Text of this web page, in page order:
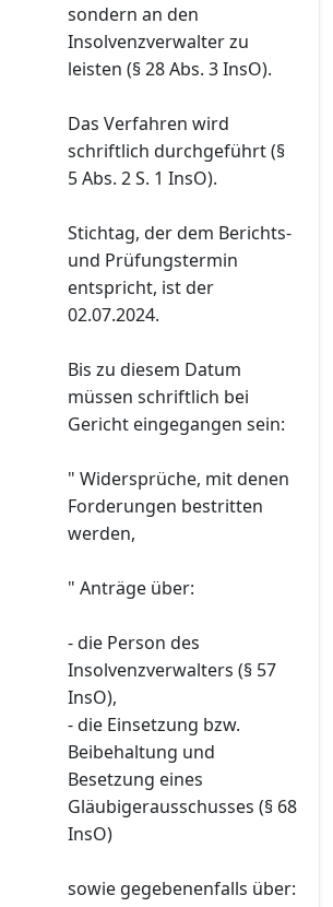
sondern an den
Insolvenzverwalter zu
leisten (§ 28 Abs. 3 InsO).
Das Verfahren wird
schriftlich durchgeführt (§
5 Abs. 2 S. 1 InsO).
Stichtag, der dem Berichts-
und Prüfungstermin
entspricht, ist der
02.07.2024.
Bis zu diesem Datum
müssen schriftlich bei
Gericht eingegangen sein:
" Widersprüche, mit denen
Forderungen bestritten
werden,
" Anträge über:
- die Person des
Insolvenzverwalters (§ 57
InsO),
- die Einsetzung bzw.
Beibehaltung und
Besetzung eines
Gläubigerausschusses (§ 68
InsO)
sowie gegebenenfalls über: